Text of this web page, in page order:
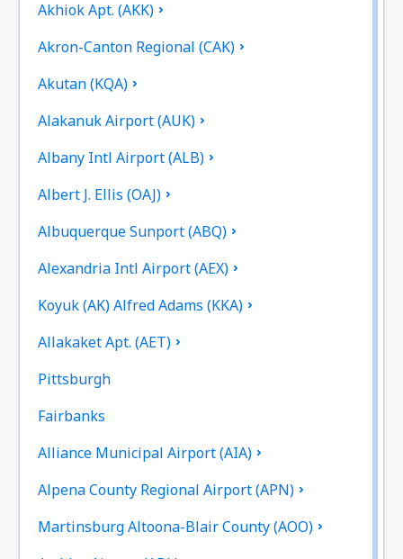
Akhiok Apt. (AKK)
Akron-Canton Regional (CAK)
Akutan (KQA)
Alakanuk Airport (AUK)
Albany Intl Airport (ALB)
Albert J. Ellis (OAJ)
Albuquerque Sunport (ABQ)
Alexandria Intl Airport (AEX)
Koyuk (AK) Alfred Adams (KKA)
Allakaket Apt. (AET)
Pittsburgh
Fairbanks
Alliance Municipal Airport (AIA)
Alpena County Regional Airport (APN)
Martinsburg Altoona-Blair County (AOO)